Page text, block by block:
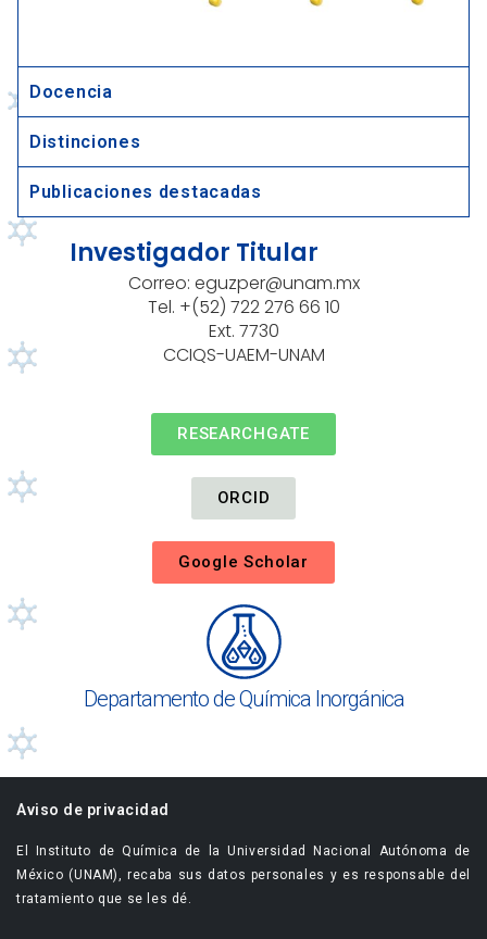
Docencia
Distinciones
Publicaciones destacadas
Investigador Titular
Correo: eguzper@unam.mx
Tel. +(52) 722 276 66 10
Ext. 7730
CCIQS-UAEM-UNAM
RESEARCHGATE
ORCID
Google Scholar
Departamento de Química Inorgánica
Aviso de privacidad
El Instituto de Química de la Universidad Nacional Autónoma de
México (UNAM), recaba sus datos personales y es responsable del
tratamiento que se les dé.